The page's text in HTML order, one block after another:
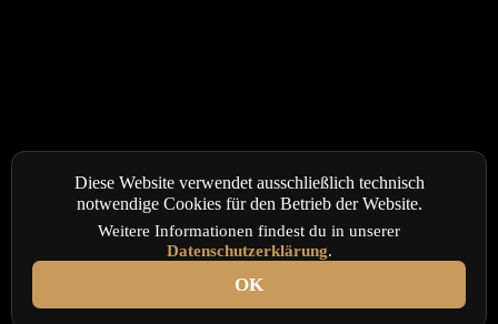
Diese Website verwendet ausschließlich technisch
notwendige Cookies für den Betrieb der Website.
Weitere Informationen findest du in unserer
Datenschutzerklärung.
OK